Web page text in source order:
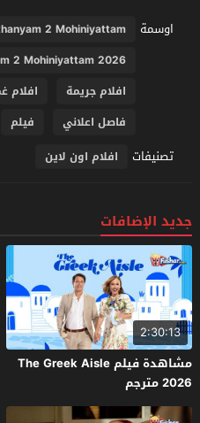
اوسمة
2 Mohiniyattam
2 Mohiniyattam 2026
افلام جريمة
افلام
فاصل اعلاني
فيلم
تصنيفات افلام اون لاين
جديد الإضافات
2:30:13
مشاهدة فيلم The Greek Aisle
2026 مترجم